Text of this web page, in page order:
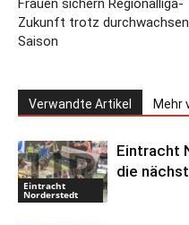
Frauen sichern Regionalliga-
Zukunft trotz
Saison
Verwandte Artikel Mehr
Eintracht
Norderstedt
Eintracht
die